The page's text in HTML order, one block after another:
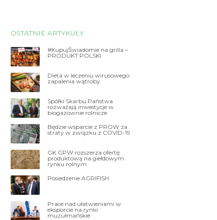
OSTATNIE ARTYKUŁY
#KupujŚwiadomie na grilla –
PRODUKT POLSKI
Dieta w leczeniu wirusowego
zapalenia wątroby
Spółki Skarbu Państwa
rozważają inwestycje w
biogazownie rolnicze
Będzie wsparcie z PROW za
straty w związku z COVID-19
GK GPW rozszerza ofertę
produktową na giełdowym
rynku rolnym
Posiedzenie AGRIFISH
Prace nad ułatwieniami w
eksporcie na rynki
muzułmańskie